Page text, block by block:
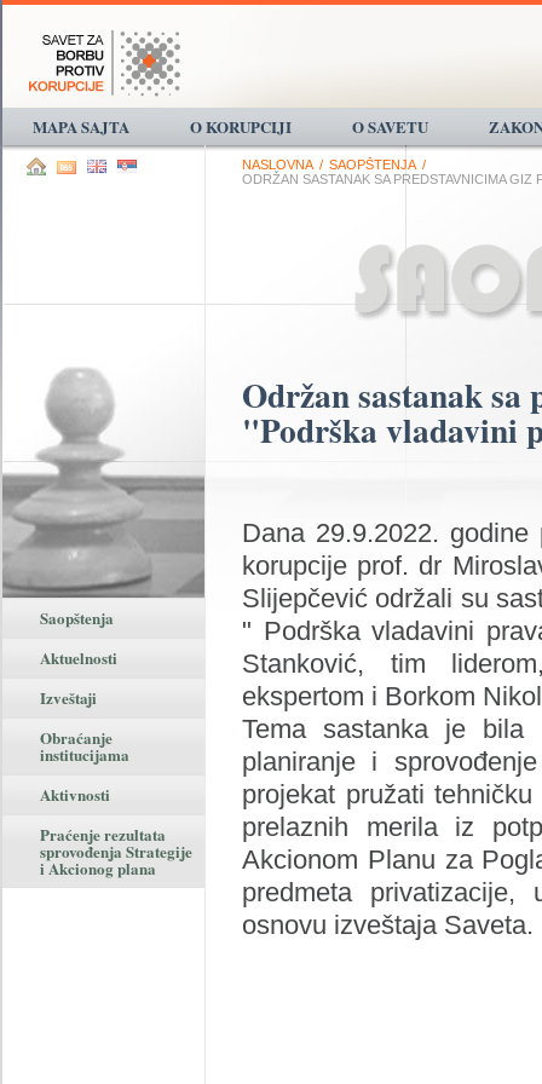
MAPA SAJTA O KORUPCIJI O SAVETU
Saopštenja
Aktuelnosti
Izveštaji
Obraćanje
institucijama
Aktivnosti
Praćenje rezultata
sprovođenja Strategije
i Akcionog plana
NASLOVNA / SAOPŠTENJA /
ODRŽAN SASTANAK SA PREDSTAVNICIMA GIZ
Održan sastanak
"Podrška vladavini
Dana 29.9.2022.
korupcije prof. dr
Slijepčević održali su
" Podrška vladavini
Stanković, tim
ekspertom i Borkom
Tema sastanka je bila
planiranje i
projekat pružati
prelaznih merila iz
Akcionom Planu za
predmeta
osnovu izveštaja Saveta.